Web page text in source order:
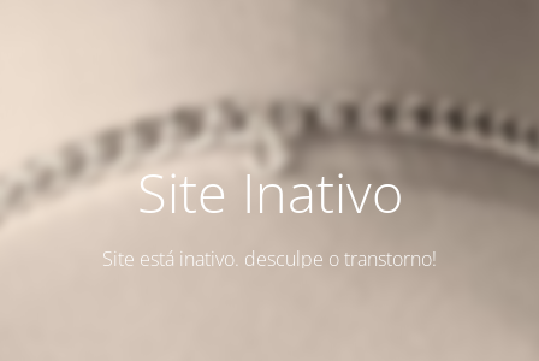
Site Inativo
Site está inativo. desculpe o transtorno!